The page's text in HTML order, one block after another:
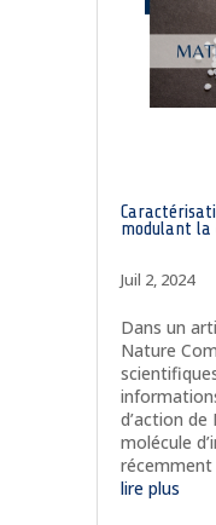
modulant la
Juil 2, 2024
Dans un
Nature
d’action
molécule
récemment
lire plus